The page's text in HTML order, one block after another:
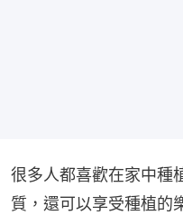
很多人都喜歡在家中種
質，還可以享受種植的